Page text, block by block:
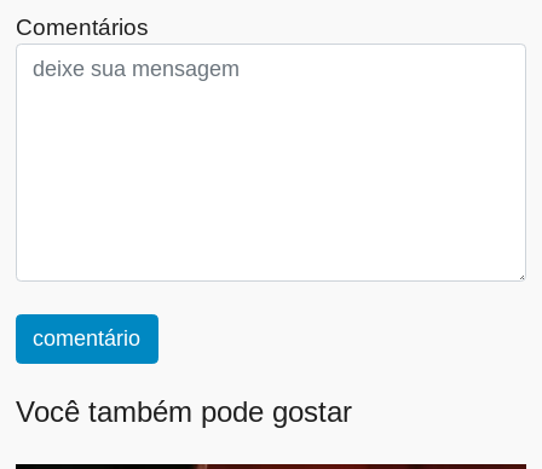
Comentários
comentário
Você também pode gostar